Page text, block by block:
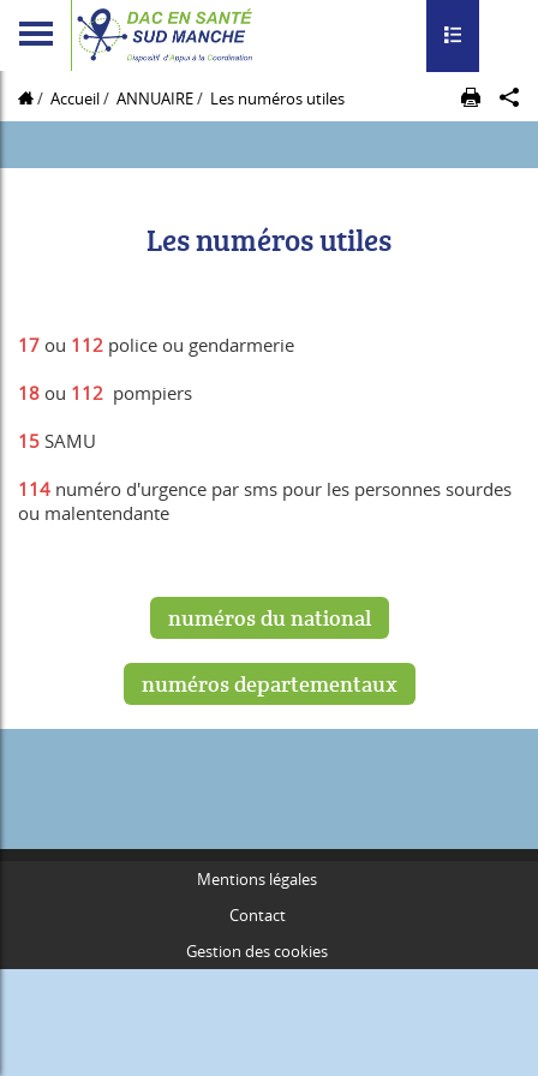
Toggle
Accueil ANNUAIRE Les numéros utiles
Les numéros utiles
17 ou 112 police ou gendarmerie
18 ou 112 pompiers
15 SAMU
114 numéro d'urgence par sms pour les personnes sourdes
ou malentendante
numéros du national
numéros departementaux
Mentions légales
Contact
Gestion des cookies